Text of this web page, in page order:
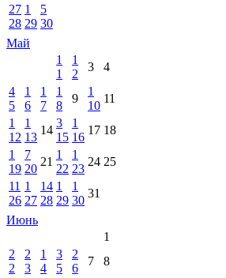
27
28
1
29
5
30
Май
1
1
1
2
3
4
4
5
1
6
1
7
1
8
9
1
10
11
1
12
1
13
14
3
15
1
16
17 18
1
19
7
20
21
1
22
1
23
24 25
11
26
1
27
14
28
1
29
1
30
31
Июнь
1
2
2
2
3
1
4
3
5
2
6
7
8